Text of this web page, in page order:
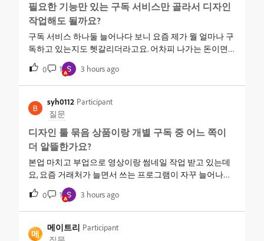
전의 Adobe Creative Cloud Apps을 설치하여 사용하고 싶습
니다. 다른 버전의 Adobe 프로그램은 어떻게 다운로드 할
수 있나요?&nbsp; A. Adobe 프로그램은 오류 및 보안문제를
예방하여 원활한 사용을 위해 가능한 최신버전의 Adobe 프
로그램을 사용하길 권장 드립니다.&nbsp; &nbsp; 다만, 다만
최신버전을 사용하기에 원활하지 않거나 특정 작업을 위
Creative Cloud에서 다운로드 가능한 이전버전을 확인할 수
필요한 기능만 있는 구독 서비스만 골라서 디자인
작업해도 될까요?
구독 서비스 하나둘 늘어나다 보니 요즘 제가 뭘 얼마나 구
독하고 있는지도 헷갈리더라고요. 어차피 나가는 돈이면
제대로 쓰고 있는 건지 점검해보고 싶어서요. 본업 있으면
서 영상편집이랑 콘텐츠 부업하는데, 요즘 클라이언트가
색보정이랑 자막 디자인까지 같이 해달라고 하기 시작했
어요.지금은 어도비 프리미어만 쓰고 있는데 어도비 크리
에이티브 클라우드 가격표를 보니까 모든 앱 요금이 부담
스럽더라고요.저처럼 프리미어랑 어도비 포토샵 정도만
쓰는 사람은 앱을 어떻게 조합해서 구독해야 낭비 없이 쓸
수 있을지 감이 잘 안 잡혀요. 다른 분들은 어떻게 구독하고
계신지도 궁금해서 여쭤봐요.
0 1 3 hours ago
syh0112 Participant
질문
디자인 툴 묶음 상품이랑 개별 구독 중 어느 쪽이
더 알뜰한가요?
본업 마치고 부업으로 영상이랑 썸네일 작업 받고 있는데
요, 요즘 거래처가 늘면서 쓰는 프로그램이 자꾸 늘어나더
라고요. 프리미어만 결제하다가 포토샵도 결제하고, 이번
주엔 일러스트까지 필요하다는 요청이 들어왔잖아요. 낱
개로 하나씩 더 결제하는 거랑 어도비 크리에이티브 클라
우드로 한 번에 묶는 거랑, 지금 쓰는 개수 기준으로 뭐가
더 알뜰한 건지 헷갈려요. 딱 제 상황에 맞게 알려주실 수
0 1 3 hours ago
메
메이트리 Participant